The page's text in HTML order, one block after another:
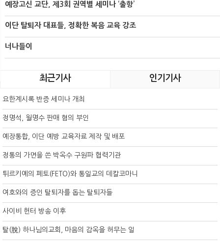
예장고신 교단, 제3회 권역별 세미나 ‘출항’
이단 탈퇴자 대표들, 정확한 복음 교육 강조
너나들이
최근기사 인기기사
요한계시록 반증 세미나 개최
정명석, 월명수 판매 혐의 부인
예장통합, 이단 예방 교육자료 제작 및 배포
정통의 가면을 쓴 박옥수 구원파 협력기관
튀르키예의 페토(FETO)와 통일교의 데칼코마니
여호와의 증인 탈퇴자를 돕는 탈퇴자들
사이비 헌터 방송 이후
탈(脫) 하나님의교회, 마음의 감옥을 허무는 일